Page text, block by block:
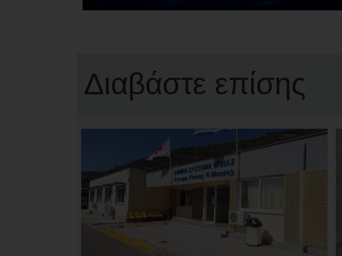
Διαβάστε επίσης